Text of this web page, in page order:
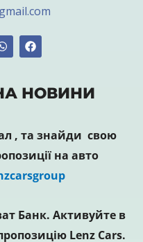
НОВИНИ
, та знайди свою
на авто
Банк. Активуйте в
Lenz Cars.